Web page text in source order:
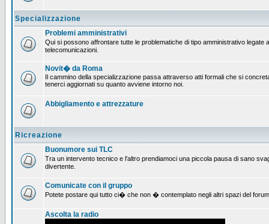
Specializzazione
Problemi amministrativi
Qui si possono affrontare tutte le problematiche di tipo amministrativo
telecomunicazioni.
Novit� da Roma
Il cammino della specializzazione passa attraverso atti formali che si
tenerci aggiornati su quanto avviene intorno noi.
Abbigliamento e attrezzature
Ricreazione
Buonumore sui TLC
Tra un intervento tecnico e l'altro prendiamoci una piccola pausa di sano
divertente.
Comunicate con il gruppo
Potete postare qui tutto ci� che non � contemplato negli altri spazi del
Ascolta la radio